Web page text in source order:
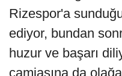
Rizespor'a
ediyor, bundan
huzur ve başarı
camiasına da